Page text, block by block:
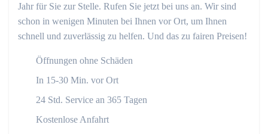
Jahr für Sie zur Stelle. Rufen Sie jetzt bei uns an. Wir sind
schon in wenigen Minuten bei Ihnen vor Ort, um Ihnen
schnell und zuverlässig zu helfen. Und das zu fairen Preisen!
Öffnungen ohne Schäden
In 15-30 Min. vor Ort
24 Std. Service an 365 Tagen
Kostenlose Anfahrt